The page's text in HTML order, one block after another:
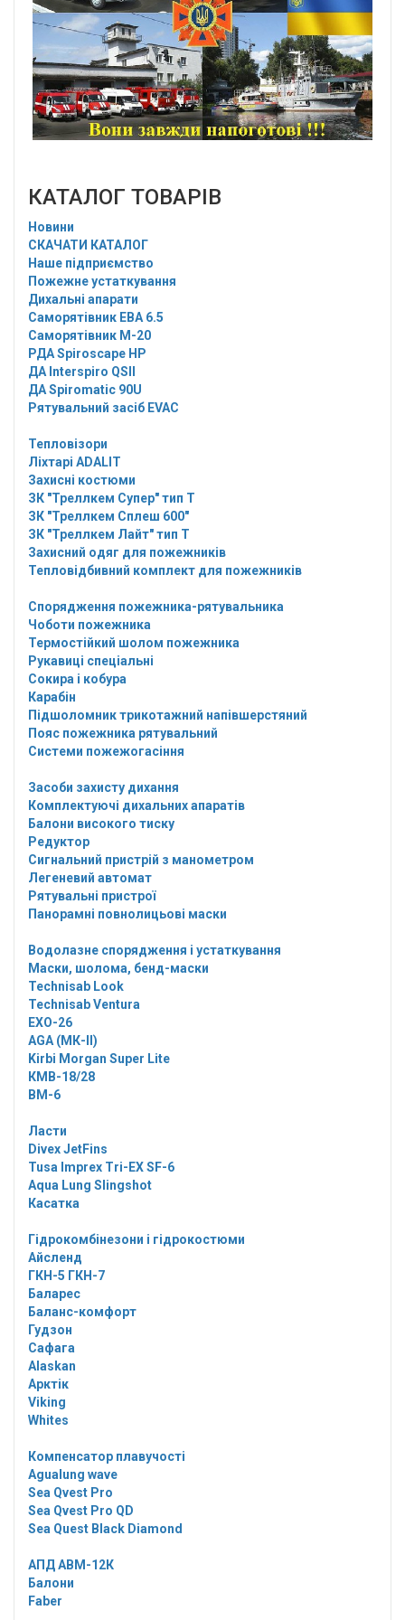
КАТАЛОГ ТОВАРІВ
Новини
СКАЧАТИ КАТАЛОГ
Наше підприємство
Пожежне устаткування
Дихальні апарати
Саморятівник EBA 6.5
Саморятівник M-20
РДА Spiroscape HP
ДА Interspiro QSII
ДА Spiromatic 90U
Рятувальний засіб EVAC
Тепловізори
Ліхтарі ADALIT
Захисні костюми
ЗК "Треллкем Супер" тип Т
ЗК "Треллкем Сплеш 600"
ЗК "Треллкем Лайт" тип Т
Захисний одяг для пожежників
Тепловідбивний комплект для пожежників
Спорядження пожежника-рятувальника
Чоботи пожежника
Термостійкий шолом пожежника
Рукавиці спеціальні
Сокира і кобура
Карабін
Підшоломник трикотажний напівшерстяний
Пояс пожежника рятувальний
Системи пожежогасіння
Засоби захисту дихання
Комплектуючі дихальних апаратів
Балони високого тиску
Редуктор
Сигнальний пристрій з манометром
Легеневий автомат
Рятувальні пристрої
Панорамні повнолицьові маски
Водолазне спорядження і устаткування
Маски, шолома, бенд-маски
Technisab Look
Technisab Ventura
EXO-26
AGA (МК-II)
Kirbi Morgan Super Lite
КМВ-18/28
ВМ-6
Ласти
Divex JetFins
Tusa Imprex Tri-EX SF-6
Aqua Lung Slingshot
Касатка
Гідрокомбінезони і гідрокостюми
Айсленд
ГКН-5 ГКН-7
Баларес
Баланс-комфорт
Гудзон
Сафага
Alaskan
Арктік
Viking
Whites
Компенсатор плавучості
Agualung wave
Sea Qvest Pro
Sea Qvest Pro QD
Sea Quest Black Diamond
АПД АВМ-12К
Балони
Faber